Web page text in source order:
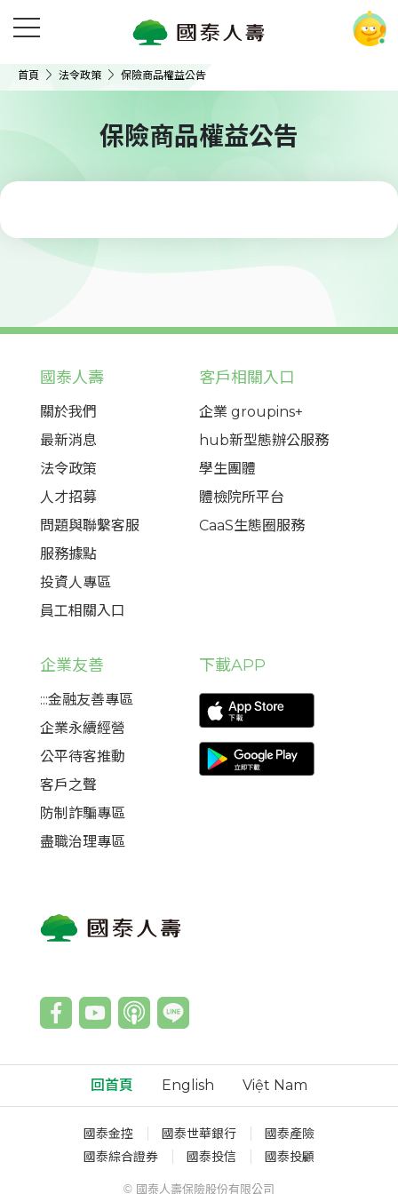
首頁 法令政策 保險商品權益公告
保險商品權益公告
國泰人壽
關於我們
最新消息
法令政策
人才招募
問題與聯繫客服
服務據點
投資人專區
員工相關入口
客戶相關入口
企業 groupins+
hub新型態辦公服務
學生團體
體檢院所平台
CaaS生態圈服務
企業友善
:::金融友善專區
企業永續經營
公平待客推動
客戶之聲
防制詐騙專區
盡職治理專區
下載APP
回首頁 English Việt Nam
國泰金控 國泰世華銀行
國泰產險
國泰綜合證券
國泰投信 國泰投顧
© 國泰人壽保險股份有限公司